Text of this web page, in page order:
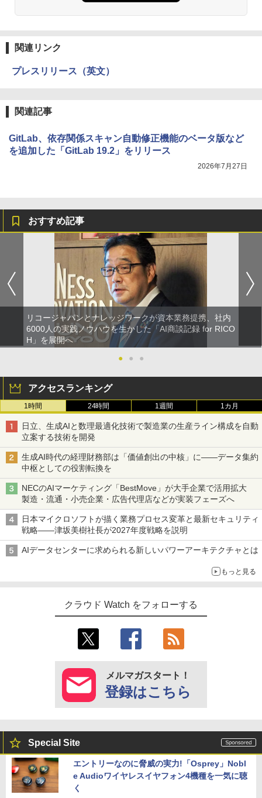
関連リンク
プレスリリース（英文）
関連記事
GitLab、依存関係スキャン自動修正機能のベータ版など
を追加した「GitLab 19.2」をリリース
2026年7月27日
おすすめ記事
リコージャパンとナレッジワークが資本業務提携、社内
6000人の実践ノウハウを生かした「AI商談記録 for RICO
H」を展開へ
●
● ●
アクセスランキング
1時間 24時間 1週間 1カ月
日立、生成AIと数理最適化技術で製造業の生産ライン構成を自動
立案する技術を開発
生成AI時代の経理財務部は「価値創出の中核」に――データ集約
中枢としての役割転換を
NECのAIマーケティング「BestMove」が大手企業で活用拡大
製造・流通・小売企業・広告代理店などが実装フェーズへ
日本マイクロソフトが描く業務プロセス変革と最新セキュリティ
戦略――津坂美樹社長が2027年度戦略を説明
AIデータセンターに求められる新しいパワーアーキテクチャとは
もっと見る
クラウド Watch をフォローする
メルマガスタート！
登録はこちら
Special Site
エントリーなのに脅威の実力!「Osprey」Nobl
e Audioワイヤレスイヤフォン4機種を一気に聴
く